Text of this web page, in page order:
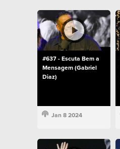
#637 - Escuta Bem a
Mensagem (Gabriel
Diaz)
Jan 8 2024